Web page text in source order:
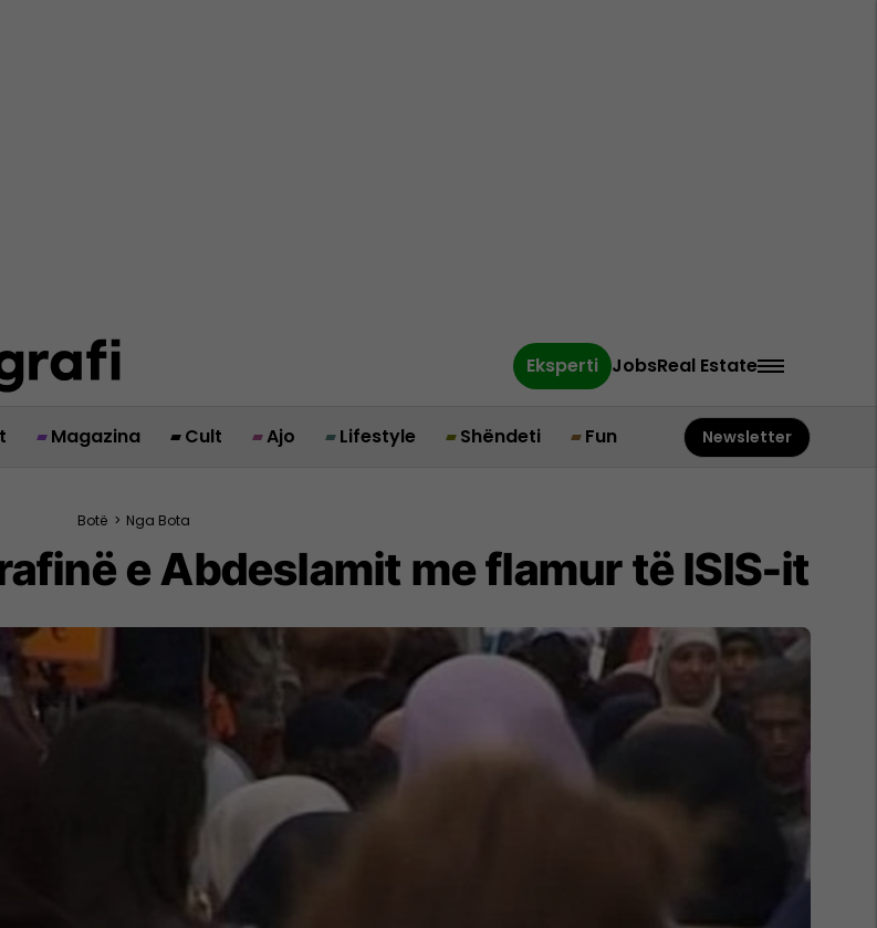
Eksperti JobsReal Estate
Magazina Cult Ajo Lifestyle Shëndeti Fun Newsletter
Botë > Nga Bota
e Abdeslamit me flamur të ISIS-it